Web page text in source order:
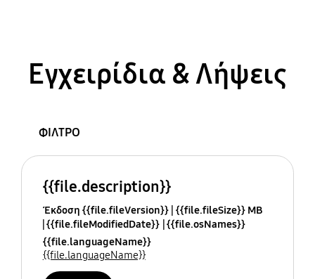
Εγχειρίδια & Λήψεις
ΦΙΛΤΡΟ
{{file.description}}
Έκδοση {{file.fileVersion}} {{file.fileSize}} MB
{{file.fileModifiedDate}} {{file.osNames}}
{{file.languageName}}
{{file.languageName}}